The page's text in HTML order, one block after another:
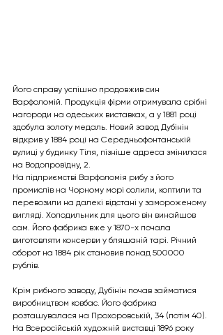
Його справу успішно продовжив син
Варфоломій. Продукція фірми отримувала срібні
нагороди на одеських виставках, а у 1881 році
здобула золоту медаль. Новий завод Дубінін
відкрив у 1884 році на Середньофонтанській
вулиці у будинку Тіля, пізніше адреса змінилася
на Водопровідну, 2.
На підприємстві Варфоломія рибу з його
промислів на Чорному морі солили, коптили та
перевозили на далекі відстані у замороженому
вигляді. Холодильник для цього він винайшов
сам. Його фабрика вже у 1870-х почала
виготовляти консерви у бляшаній тарі. Річний
оборот на 1884 рік становив понад 500000
рублів.
Крім рибного заводу, Дубінін почав займатися
виробництвом ковбас. Його фабрика
розташувалася на Прохоровській, 34 (потім 40).
На Всеросійській художній виставці 1896 року